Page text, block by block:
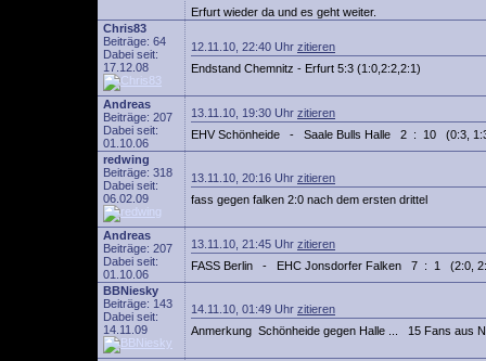
Erfurt wieder da und es geht weiter.
Chris83
Beiträge: 64
Dabei seit:
17.12.08
12.11.10, 22:40 Uhr zitieren
Endstand Chemnitz - Erfurt 5:3 (1:0,2:2,2:1)
Andreas
Beiträge: 207
Dabei seit:
01.10.06
13.11.10, 19:30 Uhr zitieren
EHV Schönheide - Saale Bulls Halle 2 : 10 (0:3,
redwing
Beiträge: 318
Dabei seit:
06.02.09
13.11.10, 20:16 Uhr zitieren
fass gegen falken 2:0 nach dem ersten drittel
Andreas
Beiträge: 207
Dabei seit:
01.10.06
13.11.10, 21:45 Uhr zitieren
FASS Berlin - EHC Jonsdorfer Falken 7 : 1 (2:0,
BBNiesky
Beiträge: 143
Dabei seit:
14.11.09
14.11.10, 01:49 Uhr zitieren
Anmerkung Schönheide gegen Halle ... 15 Fans aus